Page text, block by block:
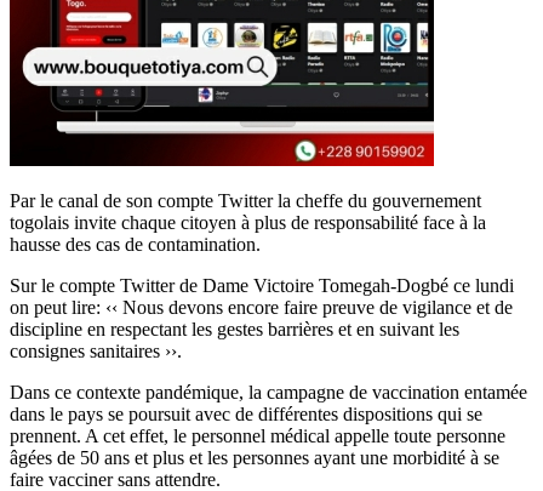
Par le canal de son compte Twitter la cheffe du gouvernement
togolais invite chaque citoyen à plus de responsabilité face à la
hausse des cas de contamination.
Sur le compte Twitter de Dame Victoire Tomegah-Dogbé ce lundi
on peut lire: ‹‹ Nous devons encore faire preuve de vigilance et de
discipline en respectant les gestes barrières et en suivant les
consignes sanitaires ››.
Dans ce contexte pandémique, la campagne de vaccination entamée
dans le pays se poursuit avec de différentes dispositions qui se
prennent. A cet effet, le personnel médical appelle toute personne
âgées de 50 ans et plus et les personnes ayant une morbidité à se
faire vacciner sans attendre.